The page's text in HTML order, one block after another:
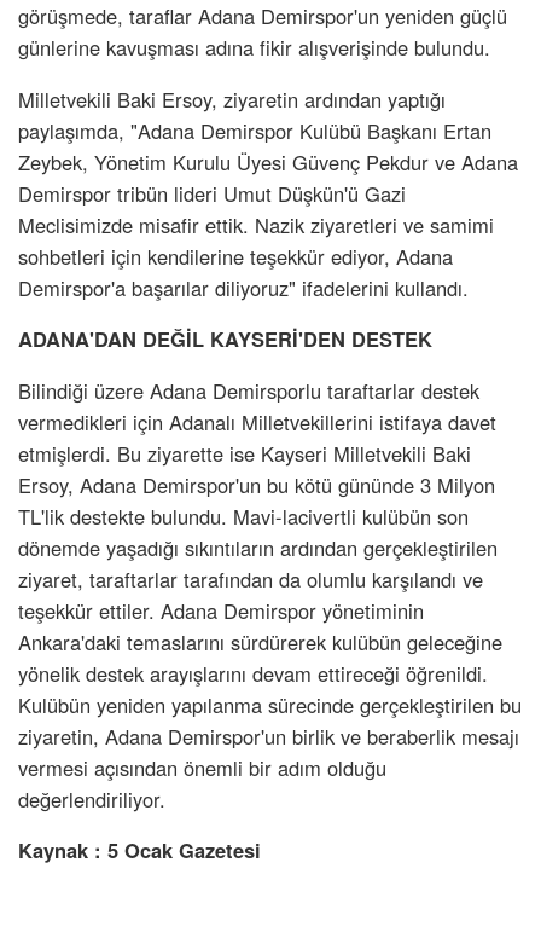
görüşmede, taraflar Adana Demirspor'un yeniden güçlü
günlerine kavuşması adına fikir alışverişinde bulundu.
Milletvekili Baki Ersoy, ziyaretin ardından yaptığı
paylaşımda, "Adana Demirspor Kulübü Başkanı Ertan
Zeybek, Yönetim Kurulu Üyesi Güvenç Pekdur ve Adana
Demirspor tribün lideri Umut Düşkün'ü Gazi
Meclisimizde misafir ettik. Nazik ziyaretleri ve samimi
sohbetleri için kendilerine teşekkür ediyor, Adana
Demirspor'a başarılar diliyoruz" ifadelerini kullandı.
ADANA'DAN DEĞİL KAYSERİ'DEN DESTEK
Bilindiği üzere Adana Demirsporlu taraftarlar destek
vermedikleri için Adanalı Milletvekillerini istifaya davet
etmişlerdi. Bu ziyarette ise Kayseri Milletvekili Baki
Ersoy, Adana Demirspor'un bu kötü gününde 3 Milyon
TL'lik destekte bulundu. Mavi-lacivertli kulübün son
dönemde yaşadığı sıkıntıların ardından gerçekleştirilen
ziyaret, taraftarlar tarafından da olumlu karşılandı ve
teşekkür ettiler. Adana Demirspor yönetiminin
Ankara'daki temaslarını sürdürerek kulübün geleceğine
yönelik destek arayışlarını devam ettireceği öğrenildi.
Kulübün yeniden yapılanma sürecinde gerçekleştirilen bu
ziyaretin, Adana Demirspor'un birlik ve beraberlik mesajı
vermesi açısından önemli bir adım olduğu
değerlendiriliyor.
Kaynak : 5 Ocak Gazetesi